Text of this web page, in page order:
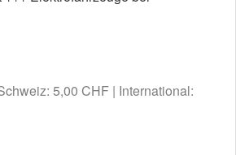
5,00 CHF International: